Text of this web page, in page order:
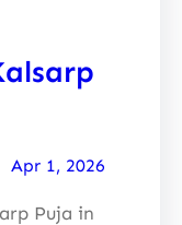
Apr 1, 2026
Puja in